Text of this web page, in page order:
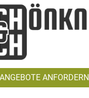
ANGEBOTE ANFORDERN